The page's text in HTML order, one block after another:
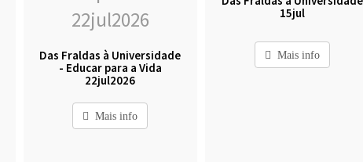
Das Fraldas à Universidade
- Educar para a Vida
22jul2026
Mais info
15jul
Mais info